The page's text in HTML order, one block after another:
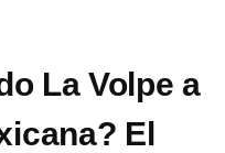
La Volpe a
El